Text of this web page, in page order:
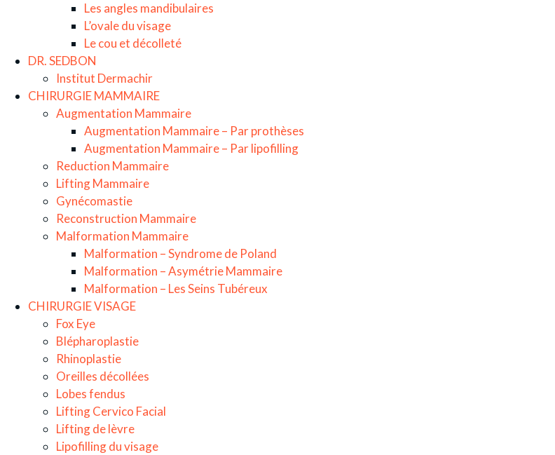
Les angles mandibulaires
L’ovale du visage
Le cou et décolleté
DR. SEDBON
Institut Dermachir
CHIRURGIE MAMMAIRE
Augmentation Mammaire
Augmentation Mammaire – Par prothèses
Augmentation Mammaire – Par lipofilling
Reduction Mammaire
Lifting Mammaire
Gynécomastie
Reconstruction Mammaire
Malformation Mammaire
Malformation – Syndrome de Poland
Malformation – Asymétrie Mammaire
Malformation – Les Seins Tubéreux
CHIRURGIE VISAGE
Fox Eye
Blépharoplastie
Rhinoplastie
Oreilles décollées
Lobes fendus
Lifting Cervico Facial
Lifting de lèvre
Lipofilling du visage